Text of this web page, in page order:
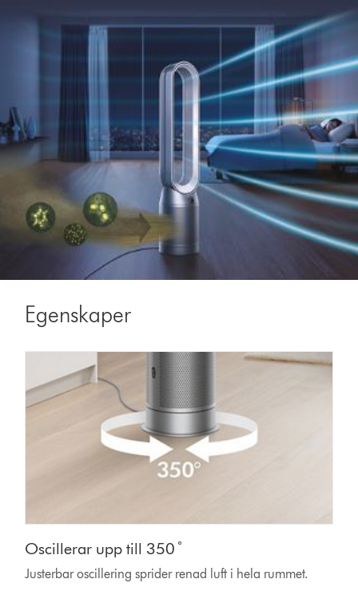
Egenskaper
Oscillerar upp till 350 ̊
Justerbar oscillering sprider renad luft i hela rummet.